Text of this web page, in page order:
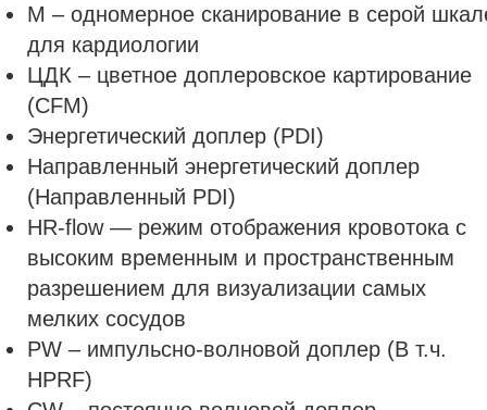
М – одномерное сканирование в серой
для кардиологии
ЦДК – цветное доплеровское картирование
(CFM)
Энергетический доплер (PDI)
Направленный энергетический доплер
(Направленный PDI)
HR-flow — режим отображения кровотока с
высоким временным и пространственным
разрешением для визуализации самых
мелких сосудов
PW – импульсно-волновой доплер (В т.ч.
HPRF)